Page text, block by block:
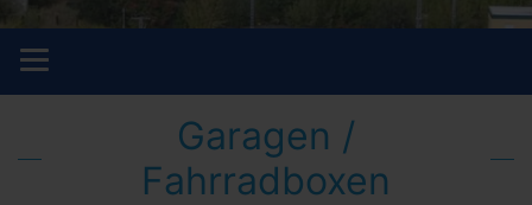
Garagen /
Fahrradboxen